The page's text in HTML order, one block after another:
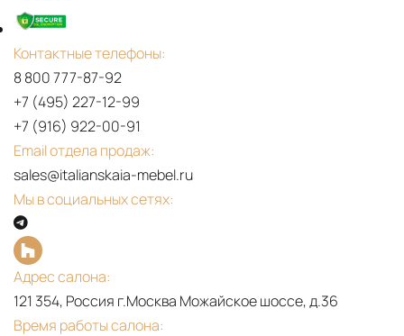
Контактные телефоны:
8 800 777-87-92
+7 (495) 227-12-99
+7 (916) 922-00-91
Email отдела продаж:
sales@italianskaia-mebel.ru
Мы в социальных сетях:
Адрес салона:
121 354, Россия г.Москва Можайское шоссе, д.36
Время работы салона: